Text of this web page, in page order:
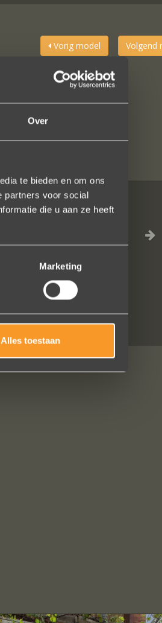
Over
te bieden en om ons
partners voor social
die u aan ze heeft
Marketing
Alles toestaan
Vorig model Volgend
voor je